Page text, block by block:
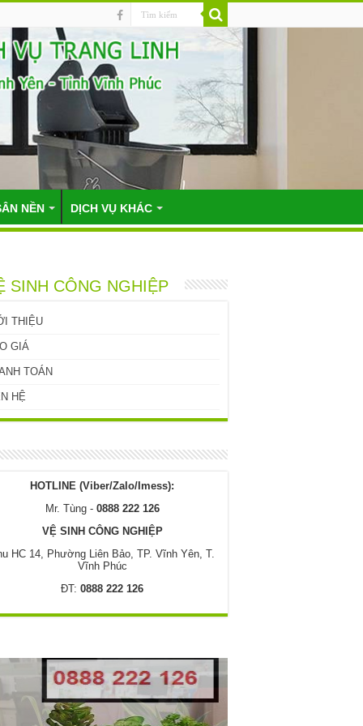
NỀN DỊCH VỤ KHÁC
SINH CÔNG NGHIỆP
THIỆU
GIÁ
TOÁN
HỆ
HOTLINE (Viber/Zalo/Imess):
Mr. Tùng - 0888 222 126
VỆ SINH CÔNG NGHIỆP
HC 14, Phường Liên Bảo, TP. Vĩnh Yên, T.
Vĩnh Phúc
ĐT: 0888 222 126